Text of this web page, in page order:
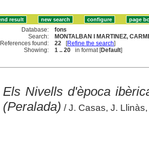
Database:
fons
Search:
MONTALBAN I MARTINEZ,
References found:
22 [Refine the search]
Showing:
1 .. 20 in format [Default]
Els Nivells d'època
(Peralada) / J. Casas, J.